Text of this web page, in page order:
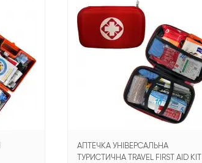
АПТЕЧКА УНІВЕРСАЛЬНА
ТУРИСТИЧНА TRAVEL FIRST AID KIT